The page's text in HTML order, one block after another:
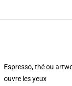
Espresso, thé ou
ouvre les yeux